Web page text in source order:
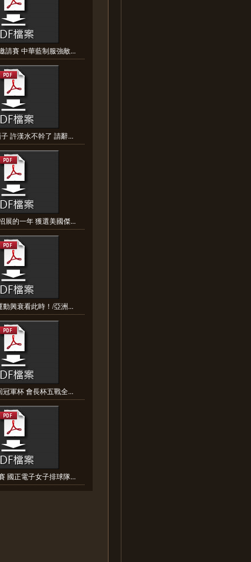
請賽 中華藍制服強敵...
許漢水不幹了 請辭...
展的一年 獲選美國傑...
興衰看此時！/亞洲...
冠軍杯 會長杯五戰全...
國正電子女子排球隊...